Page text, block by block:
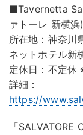
■Tavernetta
ァトーレ 新横浜)
所在地：神奈川
ネットホテル新
定休⽇：不定休
詳細：
https://
「SALVATORE